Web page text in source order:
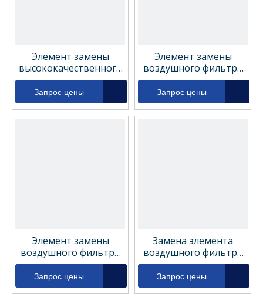
Элемент замены
высококачественного
компрессора Элемент
фильтра 055AA
Запрос цены
Элемент замены
воздушного фильтра
hco0293see5
Запрос цены
Элемент замены
воздушного фильтра
HC0293SEE5
Запрос цены
Замена элемента
воздушного фильтра
Parker 010AA
Запрос цены